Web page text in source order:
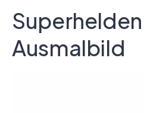
Ausmalbild